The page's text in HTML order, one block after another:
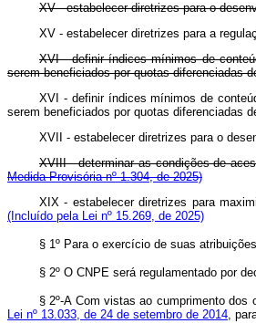
XV - estabelecer diretrizes para o
XV - estabelecer diretrizes para a
XVI - definir índices mínimos de
serem beneficiados por quotas diferenciadas
XVI - definir índices mínimos de
serem beneficiados por quotas diferenciadas
XVII - estabelecer diretrizes para o
XVIII - determinar as condições de
Medida Provisória nº 1.304, de 2025)
XIX - estabelecer diretrizes para
(Incluído pela Lei nº 15.269, de 2025)
§ 1º Para o exercício de suas
§ 2º O CNPE será regulamentado por
§ 2º-A Com vistas ao cumprimento
Lei nº 13.033, de 24 de setembro de 2014 ,